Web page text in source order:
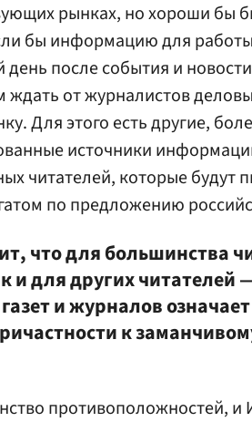
рынках, но хороши бы
бы информацию для
после события и
ждать от журналистов
Для этого есть другие,
источники
читателей, которые будут
по предложению
что для большинства
и для других читателей
и журналов
к
противоположностей, и